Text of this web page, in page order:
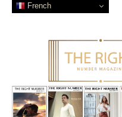
French